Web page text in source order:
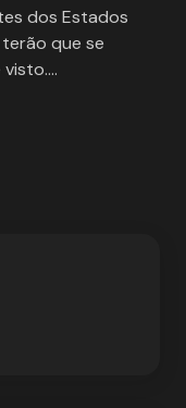
dos Estados
que se
visto.…